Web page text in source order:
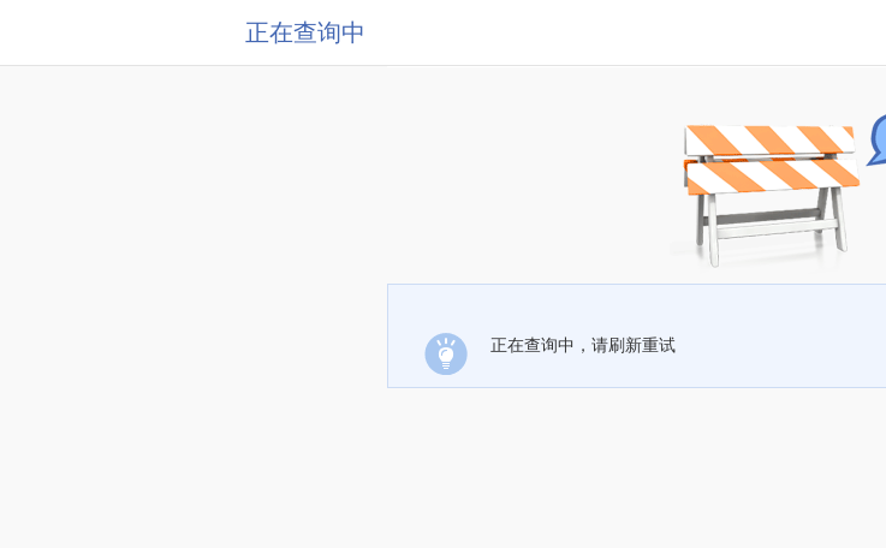
正在查询中
正在查询中，请刷新重试